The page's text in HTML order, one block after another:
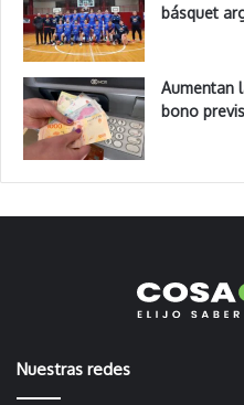
básquet
Aumentan
bono
Nuestras redes